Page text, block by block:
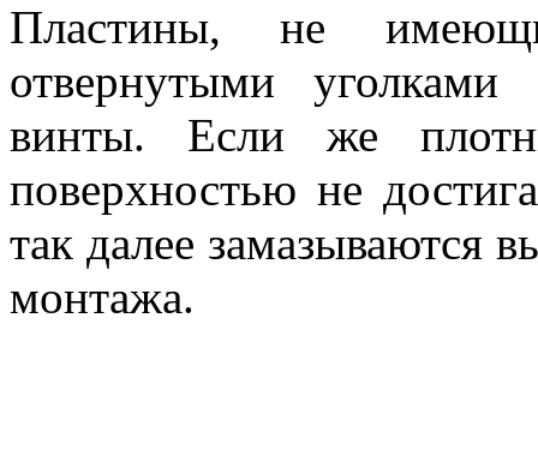
Пластины, не
отвернутыми
винты. Если же
поверхностью не
так далее замазываются
монтажа.